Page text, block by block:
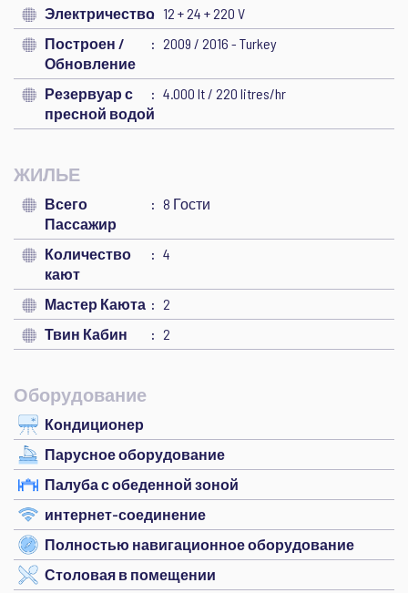
Электричество 12 + 24 + 220 V
Построен /
Обновление
2009 / 2016 - Turkey
Резервуар с
пресной водой
4.000 lt / 220 litres/hr
ЖИЛЬЕ
Всего
Пассажир
8 Гости
Количество
кают
4
Мастер Каюта
2
Твин Кабин
2
Оборудование
Кондиционер
Парусное оборудование
Палуба с обеденной зоной
интернет-соединение
Полностью навигационное оборудование
Столовая в помещении